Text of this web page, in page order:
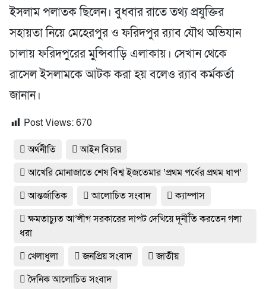
ইসলাম পলাতক ছিলেন। বুধবার রাতে তথ্য প্রযুক্তির
সহায়তা নিয়ে মেহেরপুর ও ফরিদপুর র‌্যাব যৌথ অভিযান
চালায় ফরিদপুরের মুন্সিবাড়ি এলাকায়। সেখান থেকে
রাসেল ইসলামকে আটক করা হয় বলেও র‌্যাব কর্মকর্তা
জানান।
Post Views:670
অর্থনীতি
আইন বিচার
আখেরি মোনাজাতে শেষ বিশ্ব ইজতেমার ‘প্রথম পর্বের প্রথম ধাপ’
আন্তর্জাতিক
আলোচিত সংবাদ
ক্যাম্পাস
ক্ষমতাচ্যুত আ’লীগ সরকারের দাপট দেখিয়ে দূর্নীতি করতেন গলা
ধরা
খেলাধুলা
জনপ্রিয় সংবাদ
জাতীয়
দৈনিক আলোচিত সংবাদ